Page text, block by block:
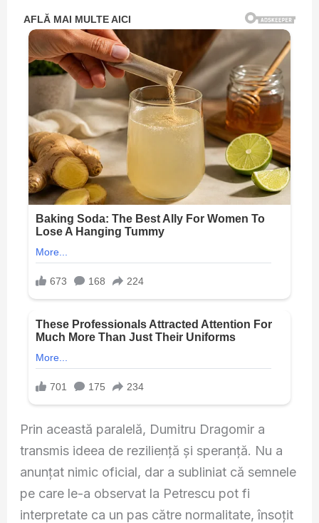
Prin această paralelă, Dumitru Dragomir a
transmis ideea de reziliență și speranță. Nu a
anunțat nimic oficial, dar a subliniat că semnele
pe care le-a observat la Petrescu pot fi
interpretate ca un pas către normalitate, însoțit